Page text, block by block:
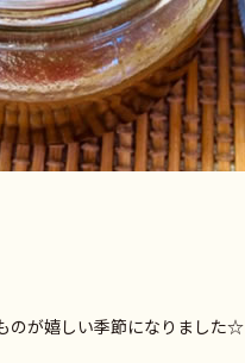
のが嬉しい季節になりました☆